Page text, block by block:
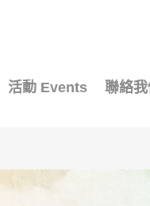
活動 Events 聯絡